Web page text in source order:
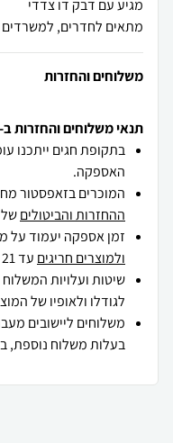
מתאים לחדרים, למשרדים
משלוחים והחזרות
תנאי משלוחים והחזרות ב-zap
בתקופת חגים ייתכנו
האספקה.
המוכרים בזאפסטור
ההחזרות והביטולים
זמן אספקה יעמוד על מקס' 7 ימי עסקים
ולמוצרים חריגים עד 21 ימי עסקים .
שיטות ועלויות
לגודלו ולאופיו של
משלוחים ליישובים
בעלות משלוח נוספת,